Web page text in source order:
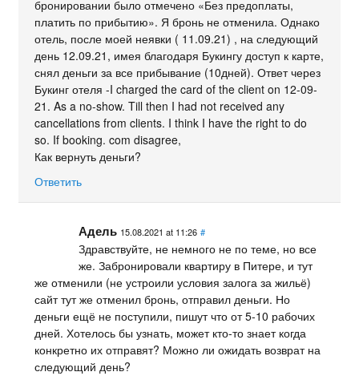
бронировании было отмечено «Без предоплаты,
платить по прибытию». Я бронь не отменила. Однако
отель, после моей неявки ( 11.09.21) , на следующий
день 12.09.21, имея благодаря Букингу доступ к карте,
снял деньги за все прибывание (10дней). Ответ через
Букинг отеля -I charged the card of the client on 12-09-
21. As a no-show. Till then I had not received any
cancellations from clients. I think I have the right to do
so. If booking. com disagree,
Как вернуть деньги?
Ответить
Адель 15.08.2021 at 11:26 #
Здравствуйте, не немного не по теме, но все
же. Забронировали квартиру в Питере, и тут
же отменили (не устроили условия залога за жильё)
сайт тут же отменил бронь, отправил деньги. Но
деньги ещё не поступили, пишут что от 5-10 рабочих
дней. Хотелось бы узнать, может кто-то знает когда
конкретно их отправят? Можно ли ожидать возврат на
следующий день?